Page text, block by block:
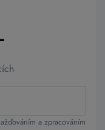
a zpracováním